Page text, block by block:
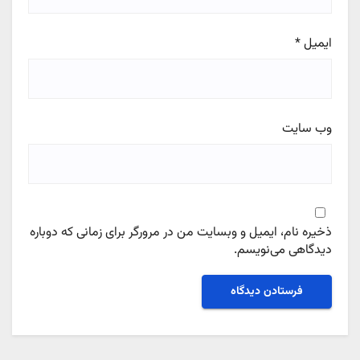
ایمیل*
وب‌ سایت
ذخیره نام، ایمیل و وبسایت من در مرورگر برای زمانی که دوباره
دیدگاهی می‌نویسم.